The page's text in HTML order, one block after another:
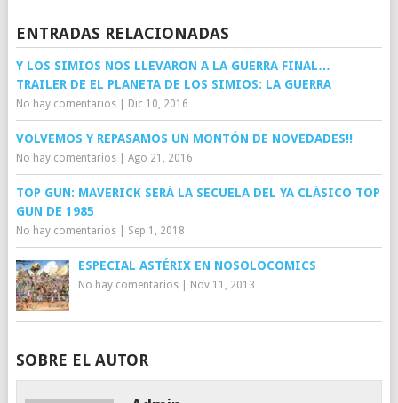
ENTRADAS RELACIONADAS
Y LOS SIMIOS NOS LLEVARON A LA GUERRA FINAL…
TRAILER DE EL PLANETA DE LOS SIMIOS: LA GUERRA
No hay comentarios| Dic 10, 2016
VOLVEMOS Y REPASAMOS UN MONTÓN DE NOVEDADES!!
No hay comentarios| Ago 21, 2016
TOP GUN: MAVERICK SERÁ LA SECUELA DEL YA CLÁSICO TOP
GUN DE 1985
No hay comentarios| Sep 1, 2018
ESPECIAL ASTÉRIX EN NOSOLOCOMICS
No hay comentarios| Nov 11, 2013
SOBRE EL AUTOR